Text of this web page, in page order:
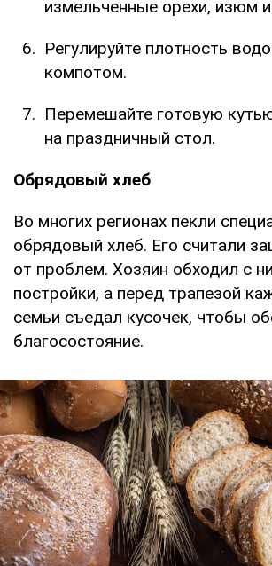
измельченные орехи, изюм
Регулируйте плотность
компотом.
Перемешайте готовую
на праздничный стол.
Обрядовый хлеб
Во многих регионах пекли
обрядовый хлеб. Его считали
от проблем. Хозяин обходил с
постройки, а перед трапезой
семьи съедал кусочек, чтобы
благосостояние.